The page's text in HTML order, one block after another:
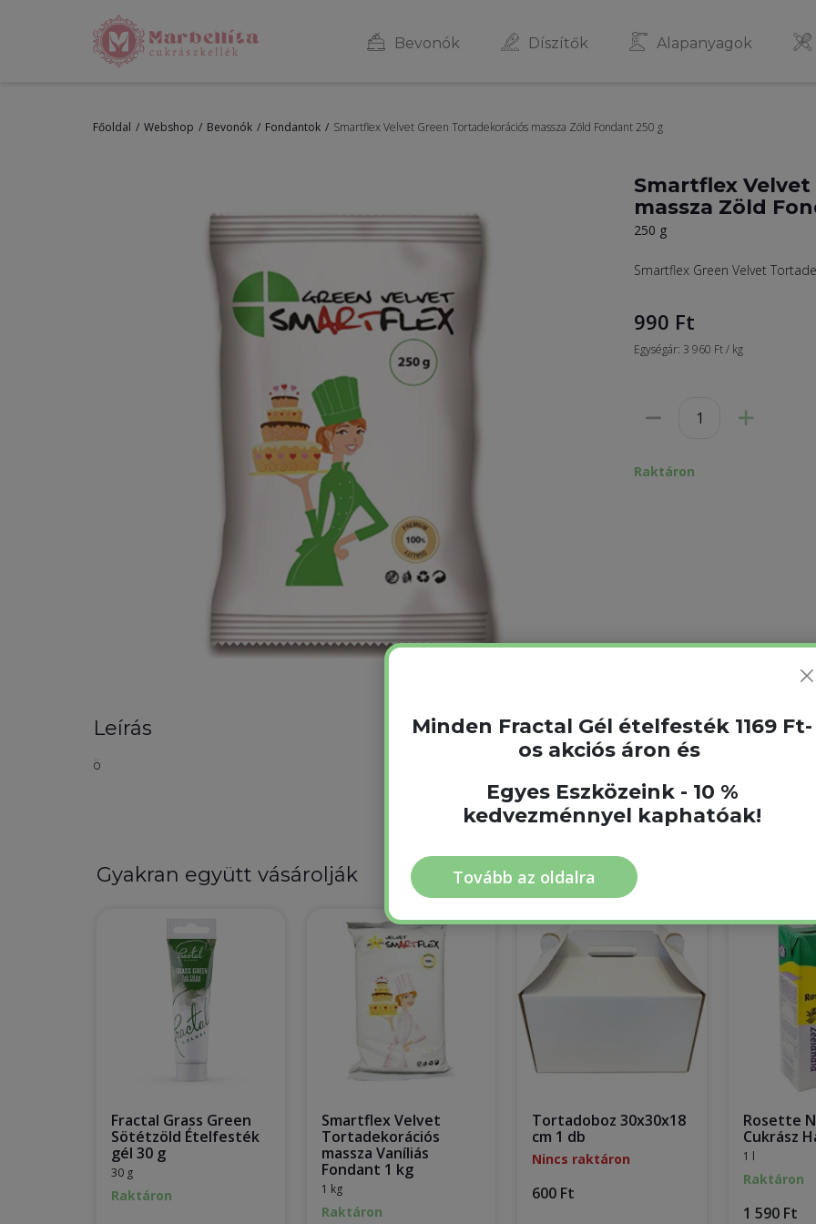
Bevonók Díszítők Alapanyagok
Főoldal Webshop Bevonók Fondantok Smartflex Velvet Green Tortadekorációs massza Zöld Fondant 250 g
Smartflex
massza Zöld
250 g
Smartflex Green Velvet
990 Ft
Egységár: 3 960 Ft / kg
Raktáron
Leírás
ö
Gyakran együtt vásárolják
Fractal Grass Green
Sötétzöld Ételfesték
gél 30 g
30 g
Raktáron
Smartflex Velvet
Tortadekorációs
massza Vaníliás
Fondant 1 kg
1 kg
Raktáron
Tortadoboz 30x30x18
cm 1 db
Nincs raktáron
600 Ft
Rosette
Cukrász
1 l
Raktáron
1 590 Ft
Minden Fractal Gél ételfesték 1169 Ft-
os akciós áron és
Egyes Eszközeink - 10 %
kedvezménnyel kaphatóak!
Tovább az oldalra